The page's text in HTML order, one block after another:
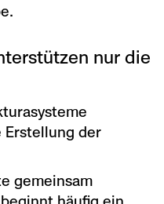
nur die
Erstellung der
gemeinsam
häufig ein